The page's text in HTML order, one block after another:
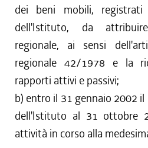
dei beni mobili,
dell'Istituto, da attribuire
regionale, ai sensi
regionale 42/1978 e la
rapporti attivi e passivi;
b) entro il 31 gennaio 2002
dell'Istituto al 31 ottobre
attività in corso alla